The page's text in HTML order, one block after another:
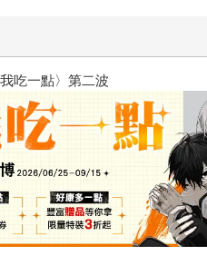
2026金石堂暑假漫博〈你好，我